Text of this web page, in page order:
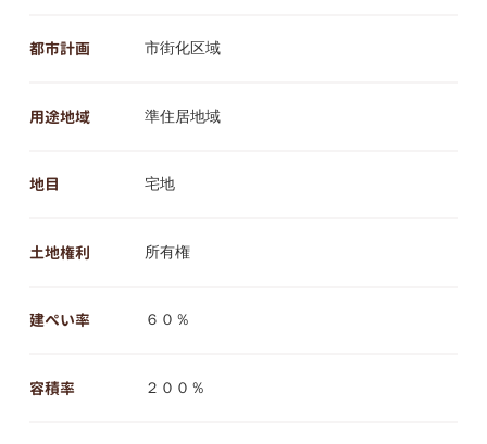
都市計画 市街化区域
用途地域 準住居地域
地目 宅地
土地権利 所有権
建ぺい率 ６０％
容積率 ２００％